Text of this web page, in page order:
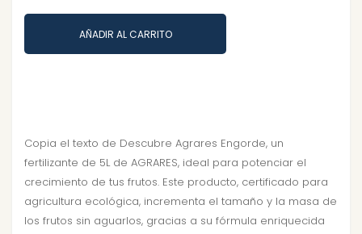
AÑADIR AL CARRITO
Copia el texto de Descubre Agrares Engorde, un
fertilizante de 5L de AGRARES, ideal para potenciar el
crecimiento de tus frutos. Este producto, certificado para
agricultura ecológica, incrementa el tamaño y la masa de
los frutos sin aguarlos, gracias a su fórmula enriquecida